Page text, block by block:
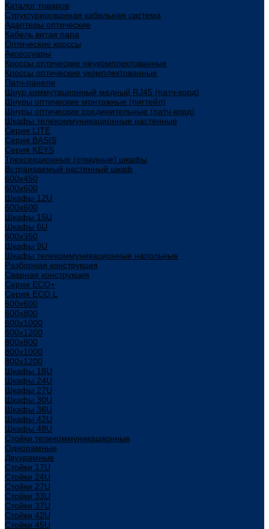
Каталог товаров
Структурированная кабельная система
Адаптеры оптические
Кабель витая пара
Оптические кроссы
Аксессуары
Кроссы оптические неукомплектованные
Кроссы оптические укомплектованные
Патч-панели
Шнур коммутационный медный RJ45 (патч-корд)
Шнуры оптические монтажные (пигтейл)
Шнуры оптические соединительные (патч-корд)
Шкафы телекоммуникационные настенные
Cерия LITE
Cерия BASIS
Cерия KEYS
Трехсекционные (откидные) шкафы
Встраиваемый настенный шкаф
600x450
600x600
Шкафы 12U
600x600
Шкафы 15U
Шкафы 6U
600x350
Шкафы 9U
Шкафы телекоммуникационные напольные
Разборная конструкция
Сварная конструкция
Серия ECO+
Серия ECO L
600x600
600x800
600х1000
600х1200
800x800
800х1000
800х1200
Шкафы 18U
Шкафы 24U
Шкафы 27U
Шкафы 30U
Шкафы 36U
Шкафы 42U
Шкафы 48U
Стойки телекоммуникационные
Однорамные
Двухрамные
Стойки 17U
Стойки 24U
Стойки 27U
Стойки 33U
Стойки 37U
Стойки 42U
Стойки 45U